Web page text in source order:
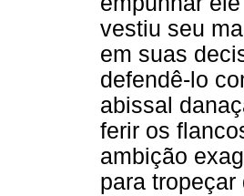
vestiu seu
em suas
defendê-lo
abissal
ferir os
ambição
para